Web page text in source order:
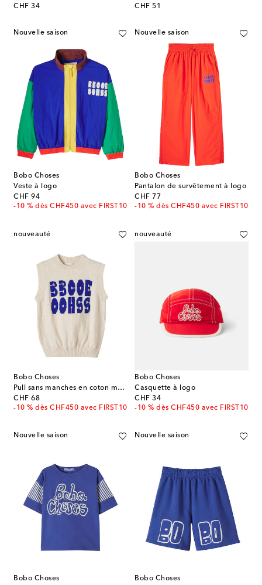
CHF 34
original price CHF 51
original price
Nouvelle saison
Bobo Choses
Veste à logo
CHF 94
original price
-10 % dès CHF450 avec FIRST10
Nouvelle saison
Bobo Choses
Pantalon de survêtement à logo
CHF 77
original price
-10 % dès CHF450 avec FIRST10
nouveauté
Bobo Choses
Pull sans manches en coton mélangé
CHF 68
original price
-10 % dès CHF450 avec FIRST10
nouveauté
Bobo Choses
Casquette à logo
CHF 34
original price
-10 % dès CHF450 avec FIRST10
Nouvelle saison
Bobo Choses
Nouvelle saison
Bobo Choses